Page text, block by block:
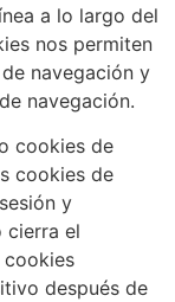
a lo largo del
nos permiten
navegación y
navegación.
cookies de
cookies de
y
cierra el
cookies
después de